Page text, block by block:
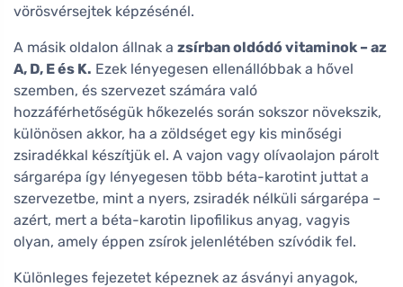
vörösvérsejtek képzésénél.
A másik oldalon állnak a zsírban oldódó vitaminok – az
A, D, E és K. Ezek lényegesen ellenállóbbak a hővel
szemben, és szervezet számára való
hozzáférhetőségük hőkezelés során sokszor növekszik,
különösen akkor, ha a zöldséget egy kis minőségi
zsiradékkal készítjük el. A vajon vagy olívaolajon párolt
sárgarépa így lényegesen több béta-karotint juttat a
szervezetbe, mint a nyers, zsiradék nélküli sárgarépa –
azért, mert a béta-karotin lipofilikus anyag, vagyis
olyan, amely éppen zsírok jelenlétében szívódik fel.
Különleges fejezetet képeznek az ásványi anyagok,